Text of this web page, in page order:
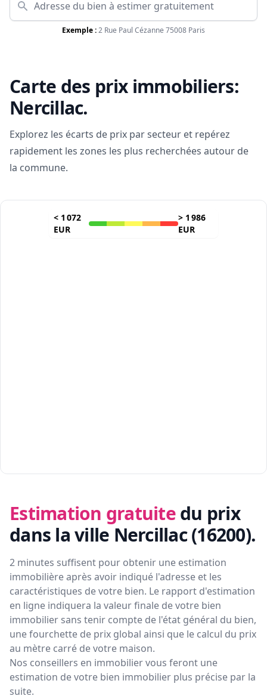
Exemple :2 Rue Paul Cézanne 75008 Paris
Carte des prix immobiliers:
Nercillac.
Explorez les écarts de prix par secteur et repérez
rapidement les zones les plus recherchées autour de
la commune.
< 1 072
EUR
> 1 986
EUR
Estimation gratuite du prix
dans la ville Nercillac (16200).
2 minutes suffisent pour obtenir une estimation
immobilière après avoir indiqué l'adresse et les
caractéristiques de votre bien. Le rapport d'estimation
en ligne indiquera la valeur finale de votre bien
immobilier sans tenir compte de l'état général du bien,
une fourchette de prix global ainsi que le calcul du prix
au mètre carré de votre maison.
Nos conseillers en immobilier vous feront une
estimation de votre bien immobilier plus précise par la
suite.